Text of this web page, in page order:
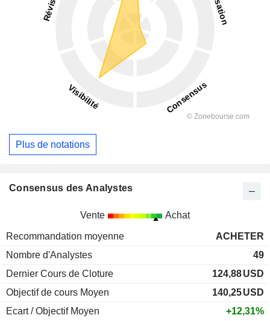
Plus de notations
Consensus des Analystes
Vente Achat
Recommandation moyenne
ACHETER
Nombre d'Analystes
49
Dernier Cours de Cloture
124,88USD
Objectif de cours Moyen
140,25USD
Ecart / Objectif Moyen
+12,31%